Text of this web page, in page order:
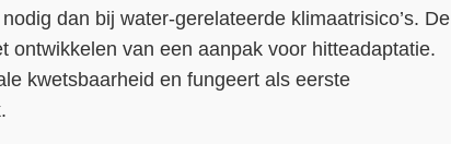
dan bij water-gerelateerde klimaatrisico’s. De
ontwikkelen van een aanpak voor hitteadaptatie.
kwetsbaarheid en fungeert als eerste